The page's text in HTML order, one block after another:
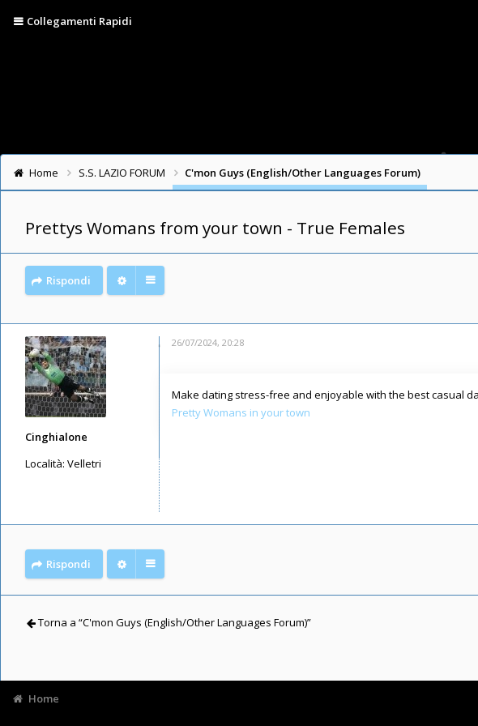
Collegamenti Rapidi
Home S.S. LAZIO FORUM C'mon Guys (English/Other Languages Forum)
Prettys Womans from your town - True Females
Rispondi
Cinghialone
Località: Velletri
26/07/2024, 20:28
Make dating stress-free and enjoyable with the best casual
Pretty Womans in your town
Rispondi
Torna a “C'mon Guys (English/Other Languages Forum)”
Home